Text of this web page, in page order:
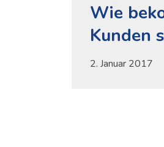
Wie
Kunden
2. Januar 2017